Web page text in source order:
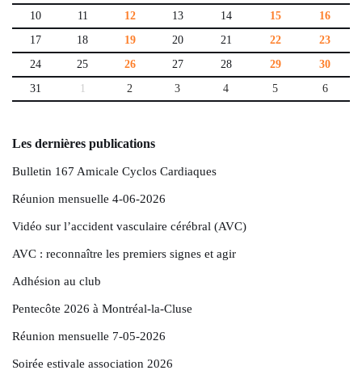
10
11 12 13 14 15
16
17
18 19 20 21 22
23
24
25 26 27 28 29
30
31
1 2 3 4 5 6
Les dernières publications
Bulletin 167 Amicale Cyclos Cardiaques
Réunion mensuelle 4-06-2026
Vidéo sur l’accident vasculaire cérébral (AVC)
AVC : reconnaître les premiers signes et agir
Adhésion au club
Pentecôte 2026 à Montréal-la-Cluse
Réunion mensuelle 7-05-2026
Soirée estivale association 2026